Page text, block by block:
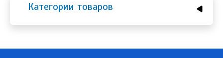
Категории товаров